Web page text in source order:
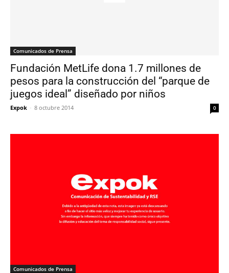
Comunicados de Prensa
Fundación MetLife dona 1.7 millones de
pesos para la construcción del “parque de
juegos ideal” diseñado por niños
Expok - 8 octubre 2014 0
Comunicados de Prensa